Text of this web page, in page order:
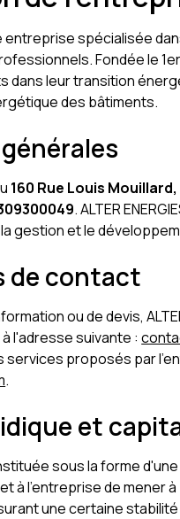
entreprise spécialisée
Fondée le
dans leur transition
des bâtiments.
160 Rue Louis
. ALTER
gestion et le
de contact
ou de devis,
à l'adresse suivante :
services proposés par
.
et
sous la forme
à l'entreprise de mener
une certaine